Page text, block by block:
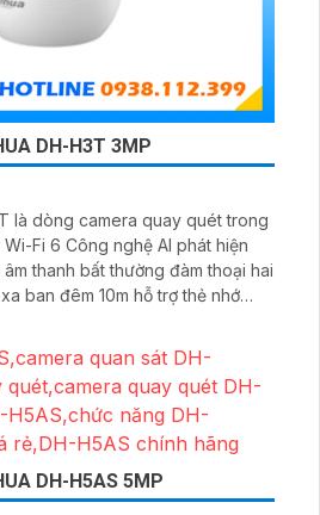
DH-H3T 3MP
là dòng camera quay quét trong
Fi 6 Công nghệ AI phát hiện
thanh bất thường đàm thoại hai
ban đêm 10m hỗ trợ thẻ nhớ
DH-H5AS 5MP